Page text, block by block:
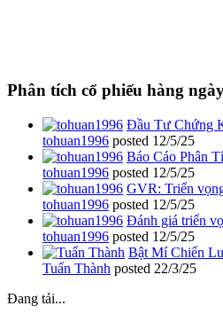
Phân tích cổ phiếu hàng
Đầu Tư Chứng
tohuan1996 posted 12/5/25
Báo Cáo Phân
tohuan1996 posted 12/5/25
GVR: Triển
tohuan1996 posted 12/5/25
Đánh giá triển
tohuan1996 posted 12/5/25
Bật Mí Chiến
Tuấn Thành posted 22/3/25
Đang tải...